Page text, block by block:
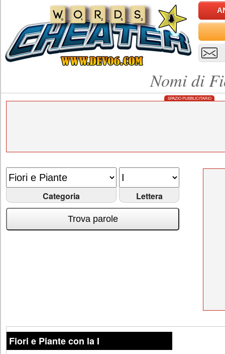
Nomi di
SPAZIO PUBBLICITARIO
Categoria Lettera
Trova parole
Fiori e Piante con la I